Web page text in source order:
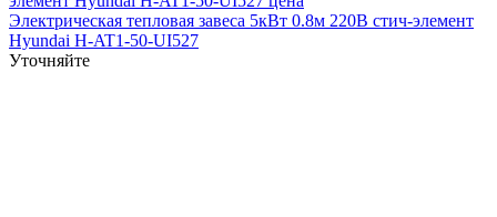
Электрическая тепловая завеса 5кВт 0.8м 220В стич-элемент
Hyundai H-AT1-50-UI527
Уточняйте